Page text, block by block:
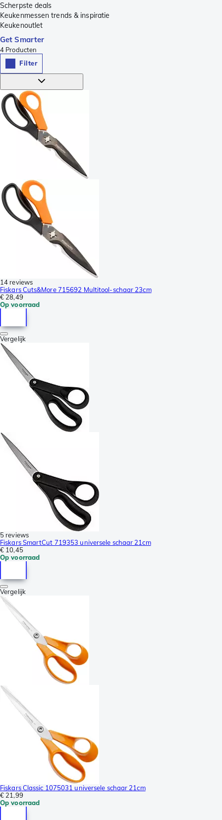
Scherpste deals
Keukenmessen trends & inspiratie
Keukenoutlet
Get Smarter
4 Producten
Filter
14 reviews
Fiskars Cuts&More 715692 Multitool-schaar 23cm
€ 28,49
Op voorraad
Vergelijk
5 reviews
Fiskars SmartCut 719353 universele schaar 21cm
€ 10,45
Op voorraad
Vergelijk
Fiskars Classic 1075031 universele schaar 21cm
€ 21,99
Op voorraad